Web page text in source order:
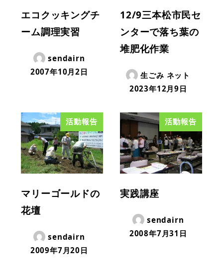
エコクッキングチ
ーム調理実習
sendairn
2007年10月2日
12/9三本松市民セ
ンターで落ち葉の
堆肥化作業
生ごみ ネット
2023年12月9日
活動報告
マリーゴールドの
花壇
sendairn
2009年7月20日
活動報告
実践講座
sendairn
2008年7月31日